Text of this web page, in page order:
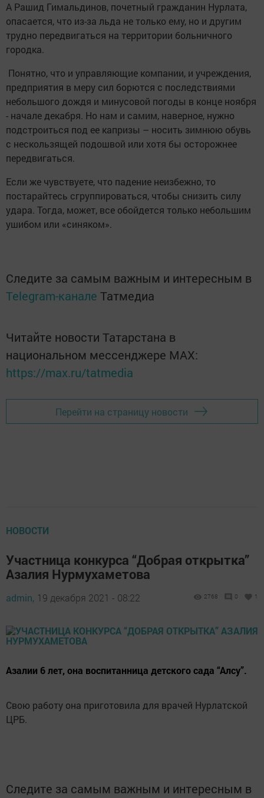
А Рашид Гимальдинов, почетный гражданин Нурлата,
опасается, что из-за льда не только ему, но и другим
трудно передвигаться на территории больничного
городка.
Понятно, что и управляющие компании, и учреждения,
предприятия в меру сил борются с последствиями
небольшого дождя и минусовой погоды в конце ноября
- начале декабря. Но нам и самим, наверное, нужно
подстроиться под ее капризы – носить зимнюю обувь
с нескользящей подошвой или хотя бы осторожнее
передвигаться.
Если же чувствуете, что падение неизбежно, то
постарайтесь сгруппироваться, чтобы снизить силу
удара. Тогда, может, все обойдется только небольшим
ушибом или «синяком».
Следите за самым важным и интересным в
Telegram-канале Татмедиа
Читайте новости Татарстана в
национальном мессенджере MАХ:
https://max.ru/tatmedia
Перейти на страницу новости
НОВОСТИ
Участница конкурса “Добрая открытка”
Азалия Нурмухаметова
admin, 19 декабря 2021 - 08:22 2768 0 1
Азалии 6 лет, она воспитанница детского сада “Алсу”.
Свою работу она приготовила для врачей Нурлатской
ЦРБ.
Следите за самым важным и интересным в